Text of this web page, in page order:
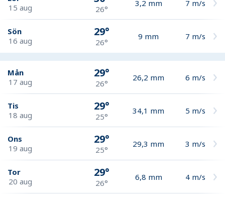
15 aug
26°
3,2 mm 7 m/s
Sön
16 aug
29°
26°
9 mm 7 m/s
Mån
17 aug
29°
26°
26,2 mm 6 m/s
Tis
18 aug
29°
25°
34,1 mm 5 m/s
Ons
19 aug
29°
25°
29,3 mm 3 m/s
Tor
20 aug
29°
26°
6,8 mm 4 m/s